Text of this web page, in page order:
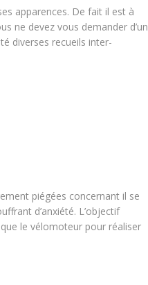
apparences. De fait il est à
ne devez vous demander d’un
diverses recueils inter-
piégées concernant il se
d’anxiété. L’objectif
le vélomoteur pour réaliser